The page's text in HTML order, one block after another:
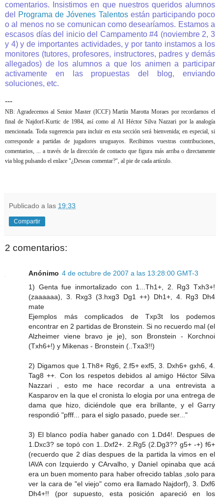
comentarios. Insistimos en que nuestros queridos alumnos
del
Programa de Jóvenes Talentos están participando poco
o al menos no se comunican como desearíamos. Estamos a
escasos días del inicio del Campamento #4 (noviembre 2, 3
y 4) y de importantes actividades, y por tanto instamos a los
monitores (tutores, profesores, instructores, padres y demás
allegados) de los alumnos a que los animen a participar
activamente en las propuestas del blog, enviando
soluciones, etc.
---
NB: Agradecemos al Senior Master (ICCF) Martín Marotta Moraes por recordarnos el
final de Najdorf-Kurtic de 1984, así como al AI Héctor Silva Nazzari por la analogía
mencionada. Toda sugerencia para incluir en esta sección será bienvenida; en especial, si
corresponde a partidas de jugadores uruguayos. Recibimos vuestras contribuciones,
comentarios, ... a través de la dirección de contacto que figura más arriba o directamente
via blog pulsando el enlace "¿Deseas comentar?", al pie de cada artículo.
Publicado a las 19:33
Compartir
2 comentarios:
Anónimo 4 de octubre de 2007 a las 13:28:00 GMT-3
1) Genta fue inmortalizado con 1...Th1+, 2. Rg3 Txh3+!
(zaaaaaa), 3. Rxg3 (3.hxg3 Dg1 ++) Dh1+, 4. Rg3 Dh4
mate
Ejemplos más complicados de Txp3t los podemos
encontrar en 2 partidas de Bronstein. Si no recuerdo mal (el
Alzheimer viene bravo je je), son Bronstein - Korchnoi
(Txh6+!) y Mikenas - Bronstein (..Txa3!!)
2) Digamos que 1.Th8+ Rg6, 2.f5+ exf5, 3. Dxh6+ gxh6, 4.
Tag8 ++. Con los respetos debidos al amigo Héctor Silva
Nazzari , esto me hace recordar a una entrevista a
Kasparov en la que el cronista lo elogia por una entrega de
dama que hizo, diciéndole que era brillante, y el Garry
respondió "pfff... para el siglo pasado, puede ser..."
3) El blanco podía haber ganado con 1.Dd4!. Despues de
1.Dxc3? se topó con 1..Dxf2+. 2.Rg5 (2.Dg3?? g5+ -+) f6+
(recuerdo que 2 días despues de la partida la vimos en el
IAVA con Izquierdo y CArvalho, y Daniel opinaba que acá
era un buen momento para haber ofrecido tablas ,solo para
ver la cara de "el viejo" como era llamado Najdorf), 3. Dxf6
Dh4+!! (por supuesto, esta posición apareció en los